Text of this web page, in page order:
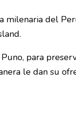
milenaria del
para
le dan su